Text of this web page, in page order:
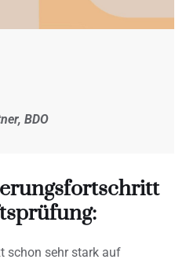
BDO
schon sehr stark auf